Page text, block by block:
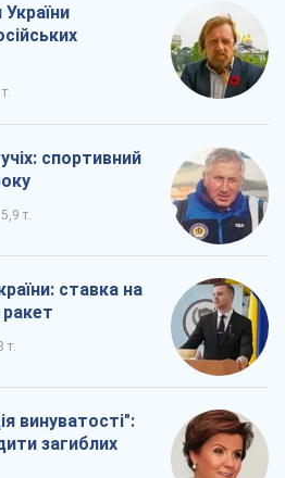
спортивний
5,9 т.
ставка на
т.
винуватості":
загиблих